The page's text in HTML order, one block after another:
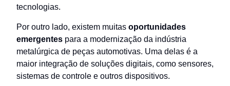
tecnologias.
Por outro lado, existem muitas oportunidades
emergentes para a modernização da indústria
metalúrgica de peças automotivas. Uma delas é a
maior integração de soluções digitais, como sensores,
sistemas de controle e outros dispositivos.